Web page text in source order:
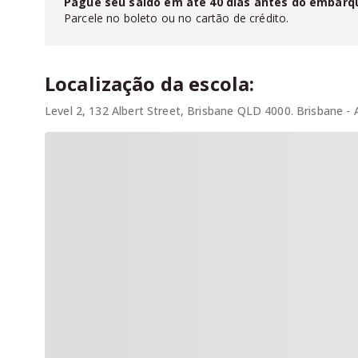
Parcele no boleto ou no cartão de crédito.
Localização da escola:
Level 2, 132 Albert Street, Brisbane QLD 4000. Brisbane -